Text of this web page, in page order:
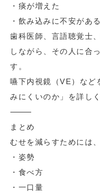
・痰が増えた
・飲み込みに不安がある
歯科医師、言語聴覚士
しながら、その人に合
す。
嚥下内視鏡（VE）など
みにくいのか」を詳し
⸻
まとめ
むせを減らすためには、
・姿勢
・食べ方
・一口量